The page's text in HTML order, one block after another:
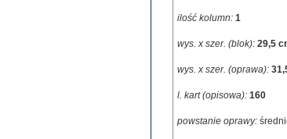
ilość kolumn: 1
wys. x szer. (blok): 29,5
wys. x szer. (oprawa):
l. kart (opisowa): 160
powstanie oprawy: